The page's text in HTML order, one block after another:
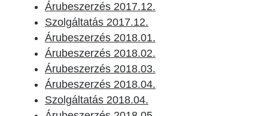
Árubeszerzés 2017.12.
Szolgáltatás 2017.12.
Árubeszerzés 2018.01.
Árubeszerzés 2018.02.
Árubeszerzés 2018.03.
Árubeszerzés 2018.04.
Szolgáltatás 2018.04.